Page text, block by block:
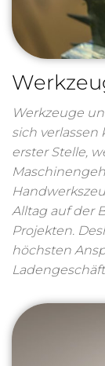
Werkzeuge
sich
erster Stelle,
Alltag auf der
Projekten.
höchsten